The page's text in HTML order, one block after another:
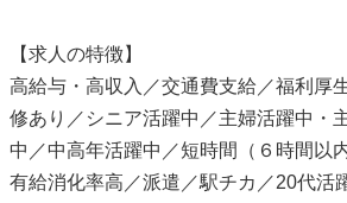
【求人の特徴】
高給与・高収入／交通費支給／福利厚
修あり／シニア活躍中／主婦活躍中・
中／中高年活躍中／短時間（６時間以
有給消化率高／派遣／駅チカ／20代活